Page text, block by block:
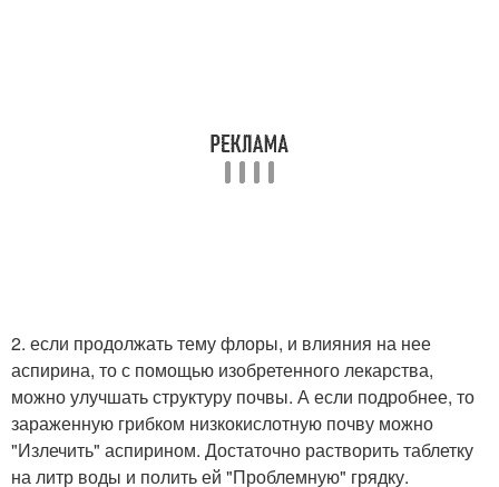
2. если продолжать тему флоры, и влияния на нее
аспирина, то с помощью изобретенного лекарства,
можно улучшать структуру почвы. А если подробнее, то
зараженную грибком низкокислотную почву можно
"Излечить" аспирином. Достаточно растворить таблетку
на литр воды и полить ей "Проблемную" грядку.